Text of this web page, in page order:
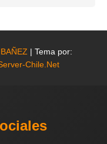
| Tema por:
Chile.Net